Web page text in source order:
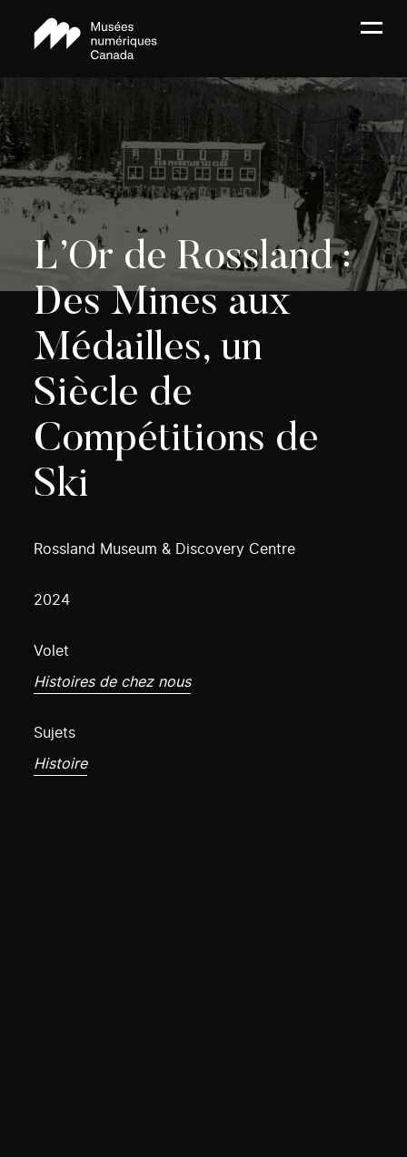
L’Or de Rossland :
Des Mines aux
Médailles, un
Siècle de
Compétitions de
Ski
Rossland Museum & Discovery Centre
2024
Volet
Histoires de chez nous
Sujets
Histoire